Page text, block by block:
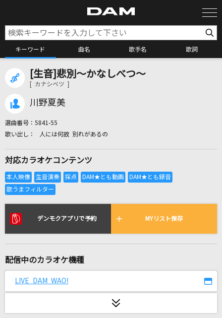
キーワード 曲名 歌手名 歌詞
カラオケ検索
全国りれき
リアルタイムで歌われている曲の一覧
unravel
愛慕
鳶一折紙(CV:富樫美鈴)
Orangestar feat.IA
[生音]悲別～かなしべつ～
[ カナシベツ ]
川野夏美
選曲番号： 5841-55
人には何故 別れがあるの
対応カラオケコンテンツ
デンモクアプリで予約 MYリスト保存
配信中のカラオケ機種
LIVE DAM WAO!